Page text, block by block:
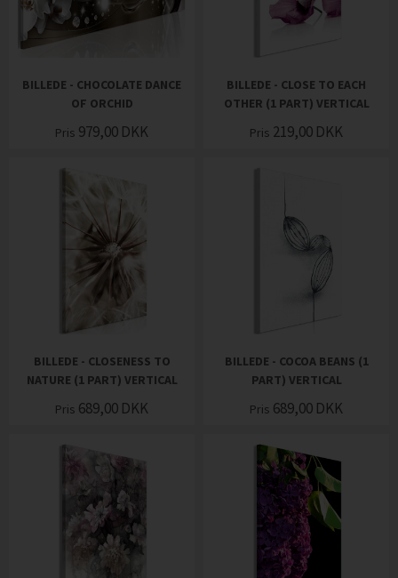
BILLEDE - CHOCOLATE DANCE
OF ORCHID
Pris 979,00 DKK
BILLEDE - CLOSE TO EACH
OTHER (1 PART) VERTICAL
Pris 219,00 DKK
BILLEDE - CLOSENESS TO
NATURE (1 PART) VERTICAL
Pris 689,00 DKK
BILLEDE - COCOA BEANS (1
PART) VERTICAL
Pris 689,00 DKK